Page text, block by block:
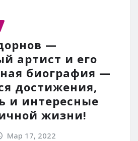
—
артист и его
биография —
достижения,
и интересные
жизни!
Мар 17, 2022